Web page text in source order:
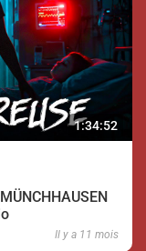
1:34:52
Il y a 11 mois